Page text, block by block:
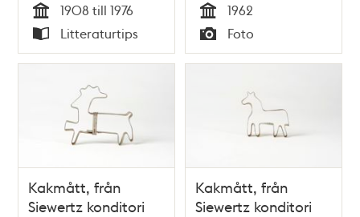
Tid
1908 till 1976
Typ
Litteraturtips Tid
1962
Typ
Foto
Kakmått, från
Siewertz konditori
Kakmått, från
Siewertz konditori